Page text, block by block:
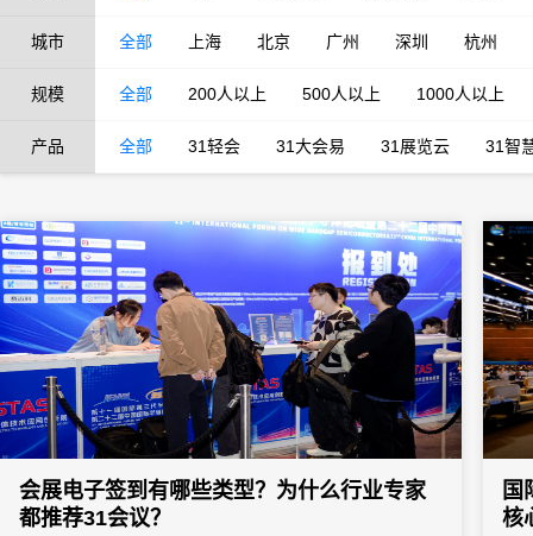
城市 全部 上海 北京 广州 深圳 杭州
规模 全部 200人以上 500人以上 1000人以上
产品 全部 31轻会 31大会易 31展览云 31智
会展电子签到有哪些类型？为什么行业专家
都推荐31会议？
国
核